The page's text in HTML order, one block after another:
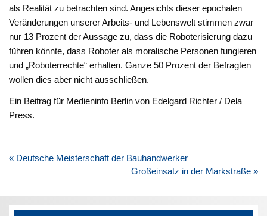
als Realität zu betrachten sind. Angesichts dieser epochalen
Veränderungen unserer Arbeits- und Lebenswelt stimmen zwar
nur 13 Prozent der Aussage zu, dass die Roboterisierung dazu
führen könnte, dass Roboter als moralische Personen fungieren
und „Roboterrechte“ erhalten. Ganze 50 Prozent der Befragten
wollen dies aber nicht ausschließen.
Ein Beitrag für Medieninfo Berlin von Edelgard Richter / Dela
Press.
Beitragsnavigation
« Deutsche Meisterschaft der Bauhandwerker
Großeinsatz in der Markstraße »